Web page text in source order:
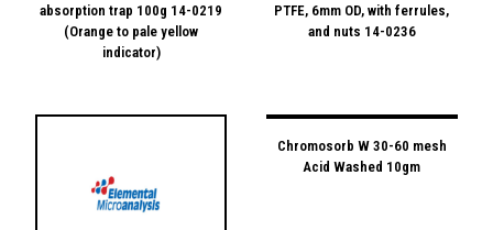
absorption trap 100g 14-0219
(Orange to pale yellow
indicator)
PTFE, 6mm OD, with ferrules,
and nuts 14-0236
Chromosorb W 30-60 mesh
Acid Washed 10gm